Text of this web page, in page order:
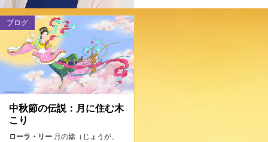
ブログ
中秋節の伝説：月に住む木
こり
ローラ・リー 月の嫦（じょうが、